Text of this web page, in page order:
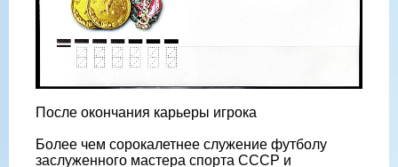
После окончания карьеры игрока
Более чем сорокалетнее служение футболу
заслуженного мастера спорта СССР и